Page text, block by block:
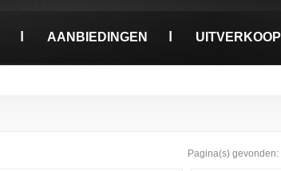
AANBIEDINGEN UITVERKOOP
Pagina(s) gevonden: